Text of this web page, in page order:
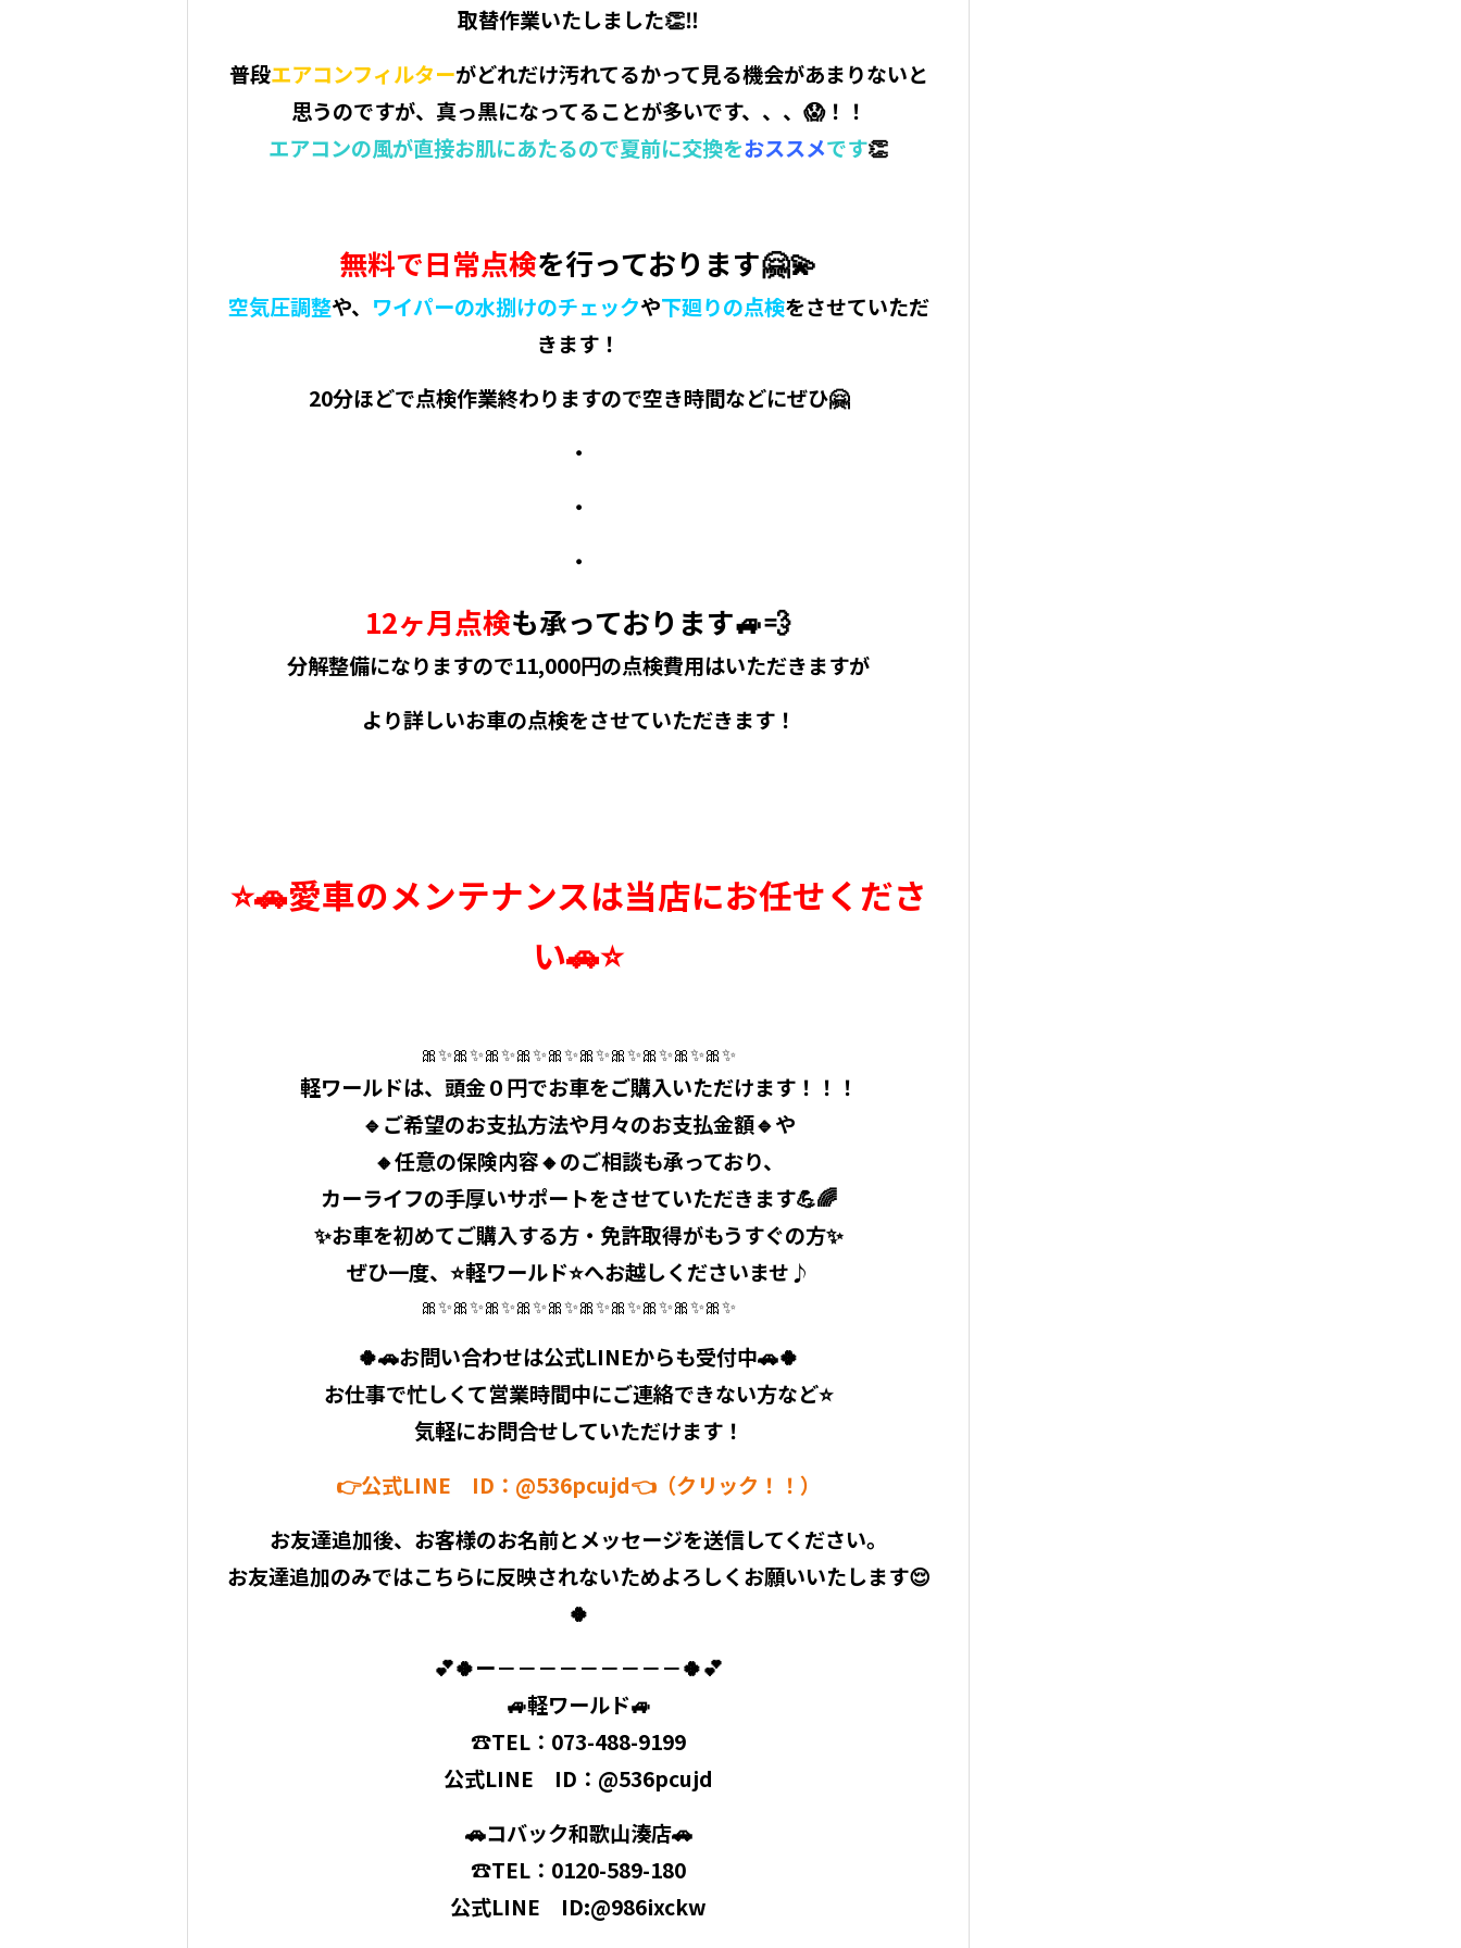
取替作業いたしました👏‼️
普段エアコンフィルターがどれだけ汚れてるかって見る機会があまりないと
思うのですが、真っ黒になってることが多いです、、、😱！！
エアコンの風が直接お肌にあたるので夏前に交換をおススメです👏
無料で日常点検を行っております🤗💫
空気圧調整や、 ワイパーの水捌けのチェックや下廻りの点検をさせていただ
きます！
20分ほどで点検作業終わりますので空き時間などにぜひ🤗
・
・
・
12ヶ月点検も承っております🚙💨
分解整備になりますので11,000円の点検費用はいただきますが
より詳しいお車の点検をさせていただきます！
⭐🚗愛車のメンテナンスは当店にお任せくださ
い🚗⭐
🎀✨🎀✨🎀✨🎀✨🎀✨🎀✨🎀✨🎀✨🎀✨🎀✨
⁡軽ワールドは、頭金０円でお車をご購入いただけます！！！
⁡🔹ご希望のお支払方法や月々のお支払金額🔹や
⁡🔸任意の保険内容🔸のご相談も承っており、
⁡カーライフの手厚いサポートをさせていただきます💪🌈
⁡✨お車を初めてご購入する方・免許取得がもうすぐの方✨
⁡ぜひ一度、⭐軽ワールド⭐へお越しくださいませ♪
🎀✨🎀✨🎀✨🎀✨🎀✨🎀✨🎀✨🎀✨🎀✨🎀✨
🍀🚗お問い合わせは公式LINEからも受付中🚗🍀
お仕事で忙しくて営業時間中にご連絡できない方など⭐
気軽にお問合せしていただけます！
👉公式LINE ID：@536pcujd👈（クリック！！）
お友達追加後、お客様のお名前とメッセージを送信してください。
お友達追加のみではこちらに反映されないためよろしくお願いいたします😌
🍀
💕🍀ー－－－－－－－－－🍀💕
🚙軽ワールド🚙
☎TEL：073-488-9199
公式LINE ID：@536pcujd
🚗コバック和歌山湊店🚗
☎TEL：0120-589-180
公式LINE ID:@986ixckw